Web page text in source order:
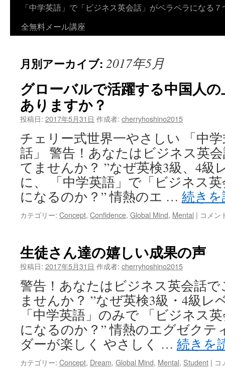
キ
「中学英語」で「ビジネス英会話」がペラペラになる
全無料メール講座
月別アーカイブ: 2017年5月
グローバルで活躍する中国人
ありますか？
投稿日: 2017年5月31日 作成者: cherryhoshino2015
チェリー式世界一やさしい 「中
話」 警告！あなたはビジネス英
てませんか？ ”なぜ英検3級、4級
に、 「中学英語」で「ビジネス
になるのか？” 情熱のエ … 続き
カテゴリー: Concept, Confidence, Global Mind, Mental | グ
バ
ル
躍
す
る
中
国
人
の
司
コメン
生徒さん達の嬉しい成果の声
投稿日: 2017年5月31日 作成者: cherryhoshino2015
警告！あなたはビジネス英会話
ませんか？ ”なぜ英検3級・4級レ
「中学英語」のみで 「ビジネス
になるのか？” 情熱のエグゼクテ
ダーが楽しく やさしく … 続きを
カテゴリー: Concept, Dream, Global Mind, Mental, Student | 生
コ